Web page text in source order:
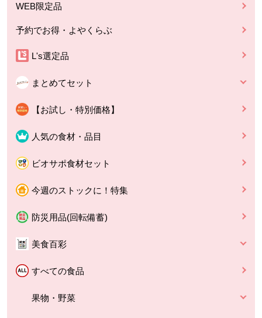
WEB限定品
予約でお得・よやくらぶ
L's選定品
まとめてセット
【お試し・特別価格】
人気の食材・品目
ビオサポ食材セット
今週のストックに！特集
防災用品(回転備蓄)
美食百彩
すべての食品
果物・野菜